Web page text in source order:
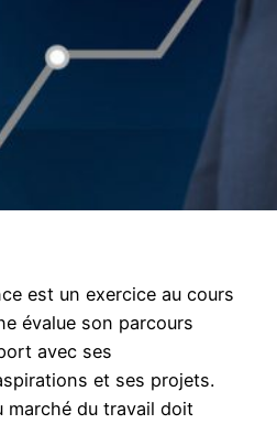
est un exercice au cours
évalue son parcours
avec ses
et ses projets.
marché du travail doit